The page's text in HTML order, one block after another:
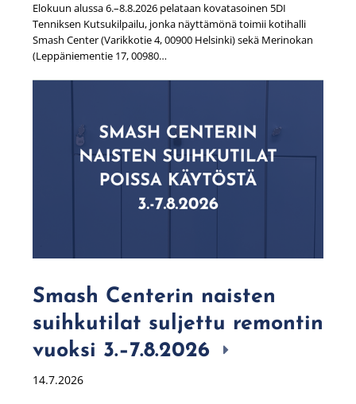
Elokuun alussa 6.–8.8.2026 pelataan kovatasoinen 5DI
Tenniksen Kutsukilpailu, jonka näyttämönä toimii kotihalli
Smash Center (Varikkotie 4, 00900 Helsinki) sekä Merinokan
(Leppäniementie 17, 00980…
Smash Centerin naisten
suihkutilat suljettu remontin
vuoksi 3.–7.8.2026
14.7.2026